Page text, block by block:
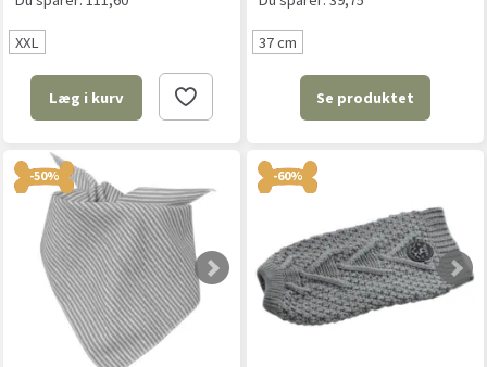
XXL
Læg i kurv
37 cm
Se produktet
-50% -60%